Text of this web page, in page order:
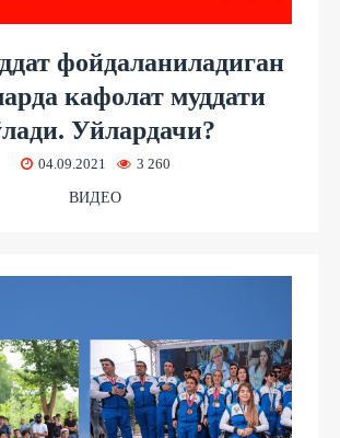
фойдаланиладиган
кафолат муддати
Уйлардачи?
04.09.2021 3 260
ВИДЕО